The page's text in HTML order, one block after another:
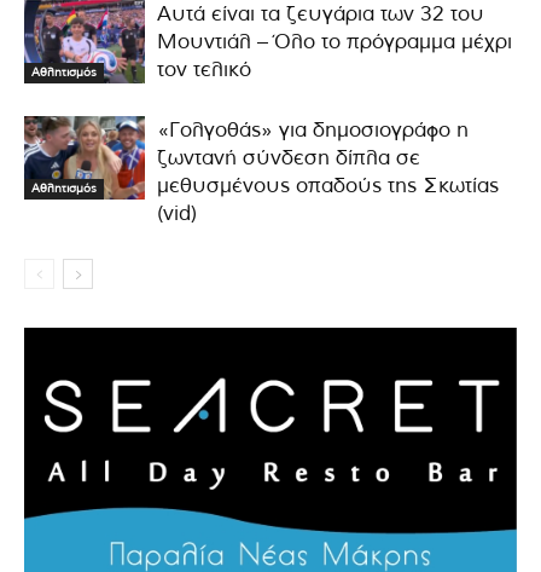
Αθλητισμός
Αυτά είναι τα ζευγάρια των 32 του
Μουντιάλ – Όλο το πρόγραμμα μέχρι
τον τελικό
Αθλητισμός
«Γολγοθάς» για δημοσιογράφο η
ζωντανή σύνδεση δίπλα σε
μεθυσμένους οπαδούς της Σκωτίας
(vid)